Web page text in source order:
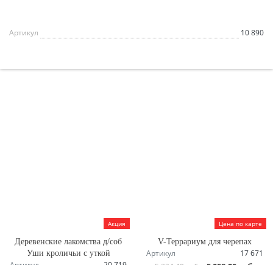
Артикул 10 890
Акция
Деревенские лакомства д/соб
Уши кроличьи с уткой
Цена по карте
V-Террариум для черепах
Артикул
17 671